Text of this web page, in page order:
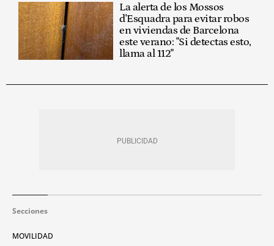
La alerta de los Mossos
d'Esquadra para evitar robos
en viviendas de Barcelona
este verano: "Si detectas esto,
llama al 112"
Secciones
MOVILIDAD